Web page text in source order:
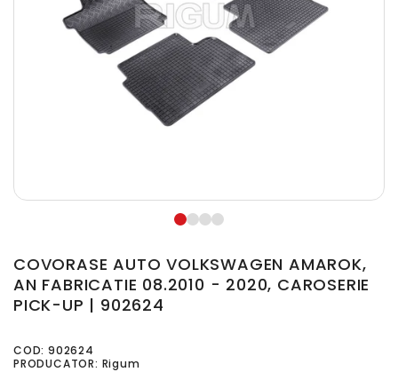
COVORASE AUTO VOLKSWAGEN AMAROK,
AN FABRICATIE 08.2010 - 2020, CAROSERIE
PICK-UP | 902624
COD: 902624
PRODUCATOR: Rigum